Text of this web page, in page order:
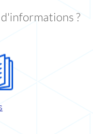
d'informations ?